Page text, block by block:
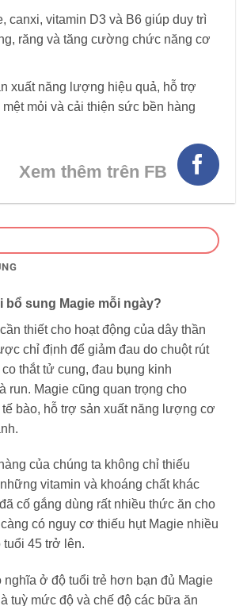
canxi, vitamin D3 và B6 giúp duy trì
răng và tăng cường chức năng cơ
xuất năng lượng hiệu quả, hỗ trợ
mỏi và cải thiện sức bền hàng
Xem thêm trên FB
bổ sung Magie mỗi ngày?
thiết cho hoạt động của dây thần
chỉ định để giảm đau do chuột rút
thắt tử cung, đau bụng kinh
run. Magie cũng quan trọng cho
bào, hỗ trợ sản xuất năng lượng cơ
của chúng ta không chỉ thiếu
vitamin và khoáng chất khác
cố gắng dùng rất nhiều thức ăn cho
có nguy cơ thiếu hụt Magie nhiều
45 trở lên.
nghĩa ở độ tuổi trẻ hơn bạn đủ Magie
tuỳ mức độ và chế độ các bữa ăn